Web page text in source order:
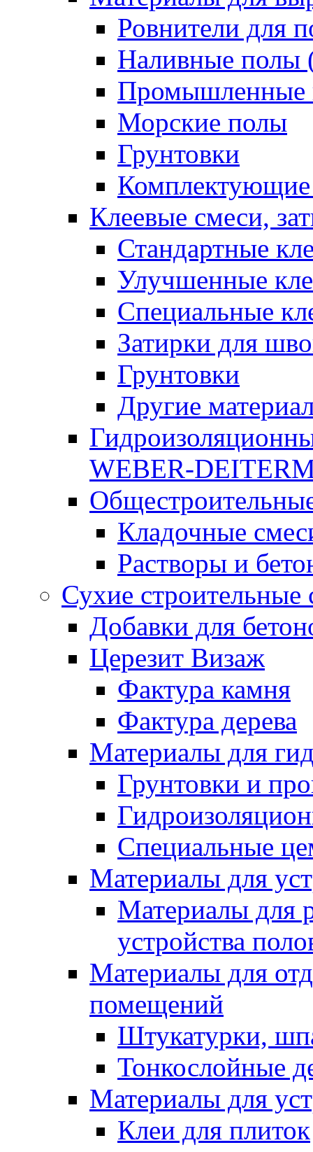
Ровнители для
Наливные полы
Промышленные
Морские полы
Грунтовки
Клеевые смеси,
Стандартные
Улучшенные
Специальные
Затирки для
Грунтовки
Другие
WEBER-
Кладочные
Растворы и
Сухие строительные
Добавки для
Церезит Визаж
Фактура камня
Фактура дерева
Материалы для
Грунтовки и
Специальные
Материалы для
Материалы для
устройства
Материалы для
помещений
Штукатурки,
Тонкослойные
Материалы для
Клеи для плиток